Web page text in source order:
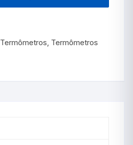
Termômetros, Termômetros